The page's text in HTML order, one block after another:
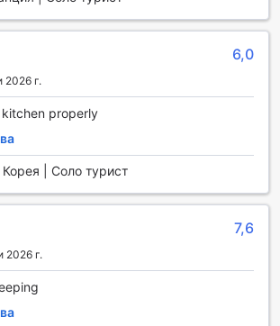
гост още по-приятен.
в Trendy Hostel
предлага разнообразие от
които ще направят вашето
града, хостелът предлага услуги за
обиколки, които ще ви отведат до най-
места в столицата. Независимо дали
в културата на Париж или да се
уникален поглед към
Trendy Hostel разполага с паркинг
възможност за
Имайте предвид, че се
6,0
г.
properly
| Соло турист
7,6
2026 г.